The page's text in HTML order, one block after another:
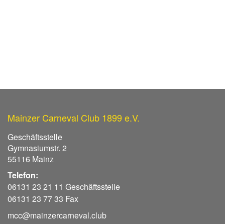
Mainzer Carneval Club 1899 e.V.
Geschäftsstelle
Gymnasiumstr. 2
55116 Mainz
Telefon:
06131 23 21 11 Geschäftsstelle
06131 23 77 33 Fax
mcc@mainzercarneval.club